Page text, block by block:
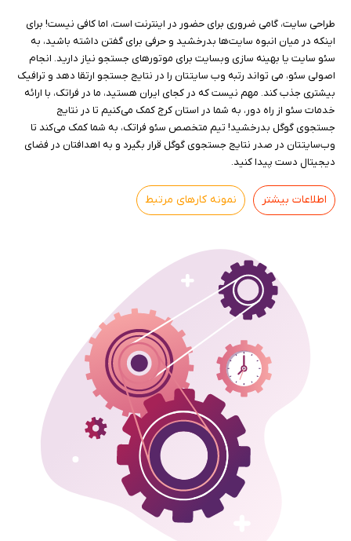
طراحی سایت، گامی ضروری برای حضور در اینترنت است، اما کافی نیست! برای
اینکه در میان انبوه سایت‌ها بدرخشید و حرفی برای گفتن داشته باشید، به
سئو سایت یا بهینه سازی وبسایت برای موتورهای جستجو نیاز دارید. انجام
اصولی سئو، می تواند رتبه وب سایتتان را در نتایج جستجو ارتقا دهد و ترافیک
بیشتری جذب کند. مهم نیست که در کجای ایران هستید، ما در فراتک، با ارائه
خدمات سئو از راه دور، به شما در استان کرج کمک می‌کنیم تا در نتایج
جستجوی گوگل بدرخشید! تیم متخصص سئو فراتک، به شما کمک می‌کند تا
وب‌سایتتان در صدر نتایج جستجوی گوگل قرار بگیرد و به اهدافتان در فضای
دیجیتال دست پیدا کنید.
اطلاعات بیشتر نمونه کارهای مرتبط